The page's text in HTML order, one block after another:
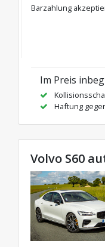
Barzahlung
Im Preis
Haftung
Volvo S60